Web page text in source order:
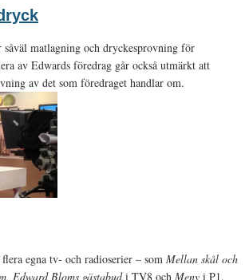
matlagning och dryckesprovning för
av Edwards föredrag går också utmärkt att
av det som föredraget handlar om.
egna tv- och radioserier – som Mellan skål och
Edward Bloms gästabudi TV8 och Meny i P1.